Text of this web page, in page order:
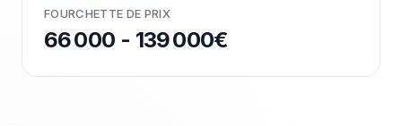
FOURCHETTE DE PRIX
66 000 - 139 000€